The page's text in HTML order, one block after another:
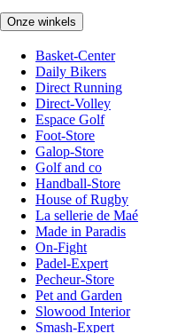
Onze winkels
Basket-Center
Daily Bikers
Direct Running
Direct-Volley
Espace Golf
Foot-Store
Galop-Store
Golf and co
Handball-Store
House of Rugby
La sellerie de Maé
Made in Paradis
On-Fight
Padel-Expert
Pecheur-Store
Pet and Garden
Slowood Interior
Smash-Expert